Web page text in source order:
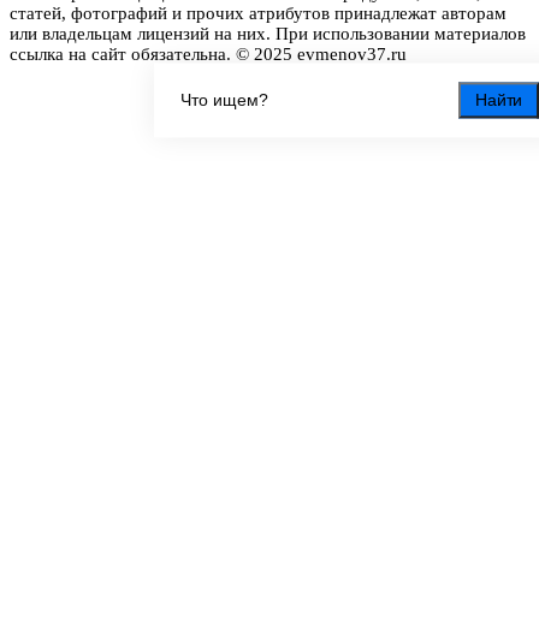
Найти
статей, фотографий и прочих атрибутов принадлежат авторам
или владельцам лицензий на них. При использовании материалов
ссылка на сайт обязательна. © 2025 evmenov37.ru